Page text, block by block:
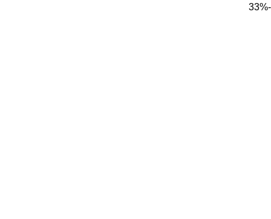
-33%